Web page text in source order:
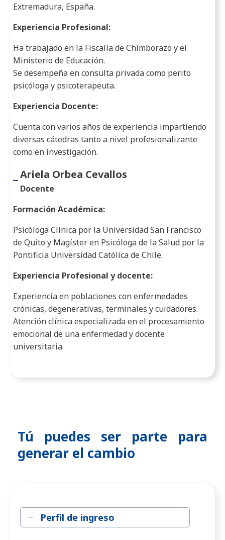
Extremadura, España.
Experiencia Profesional:
Ha trabajado en la Fiscalía de Chimborazo y el
Ministerio de Educación.
Se desempeña en consulta privada como perito
psicóloga y psicoterapeuta.
Experiencia Docente:
Cuenta con varios años de experiencia impartiendo
diversas cátedras tanto a nivel profesionalizante
como en investigación.
Ariela Orbea Cevallos
Docente
Formación Académica:
Psicóloga Clínica por la Universidad San Francisco
de Quito y Magíster en Psicóloga de la Salud por la
Pontificia Universidad Católica de Chile.
Experiencia Profesional y docente:
Experiencia en poblaciones con enfermedades
crónicas, degenerativas, terminales y cuidadores.
Atención clínica especializada en el procesamiento
emocional de una enfermedad y docente
universitaria.
Tú puedes ser parte para
generar el cambio
Perfil de ingreso